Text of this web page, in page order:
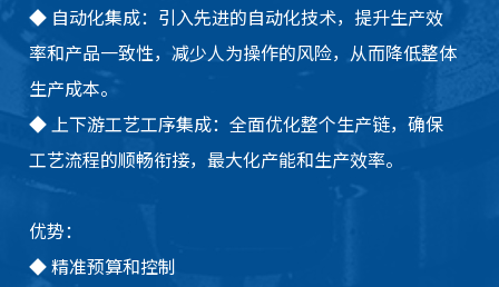
◆ 自动化集成：引入先进的自动化技术，提升生产效
率和产品一致性，减少人为操作的风险，从而降低整体
生产成本。
◆上下游工艺工序集成：全面优化整个生产链，确保
工艺流程的顺畅衔接，最大化产能和生产效率。
优势：
◆精准预算和控制